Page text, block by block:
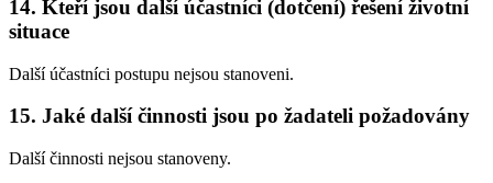
14. Kteří jsou další účastníci (dotčení) řešení životní
situace
Další účastníci postupu nejsou stanoveni.
15. Jaké další činnosti jsou po žadateli požadovány
Další činnosti nejsou stanoveny.